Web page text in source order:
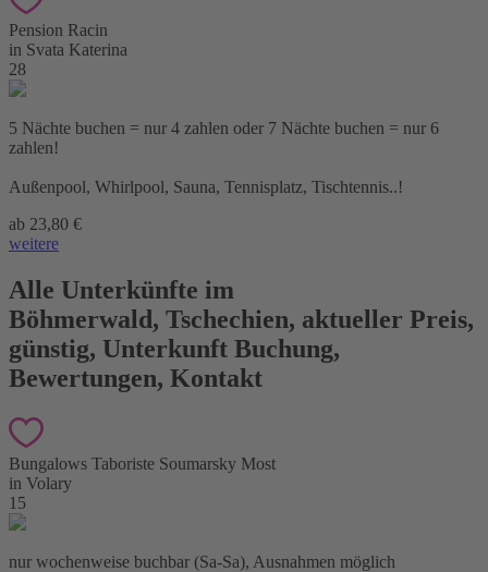
Pension Racin
in Svata Katerina
28
5 Nächte buchen = nur 4 zahlen oder 7 Nächte buchen = nur 6
zahlen!
Außenpool, Whirlpool, Sauna, Tennisplatz, Tischtennis..!
ab 23,80 €
weitere
Alle Unterkünfte im
Böhmerwald, Tschechien, aktueller Preis,
günstig, Unterkunft Buchung,
Bewertungen, Kontakt
Bungalows Taboriste Soumarsky Most
in Volary
15
nur wochenweise buchbar (Sa-Sa), Ausnahmen möglich